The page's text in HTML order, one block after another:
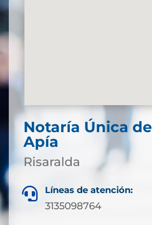
Notaría Única de
Apía
Risaralda
 Líneas de atención:
3135098764